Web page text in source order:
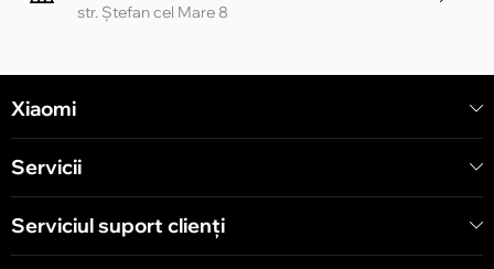
str. Ștefan cel Mare 8
Xiaomi
Servicii
Serviciul suport clienţi